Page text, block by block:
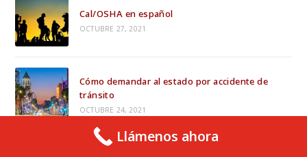
Cal/OSHA en español
OCTUBRE 27, 2021
Cómo demandar al estado por accidente de
tránsito
OCTUBRE 24, 2021
Llámenos ahora